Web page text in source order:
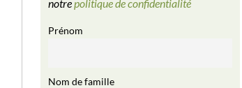
notre politique de confidentialité
Prénom
Nom de famille